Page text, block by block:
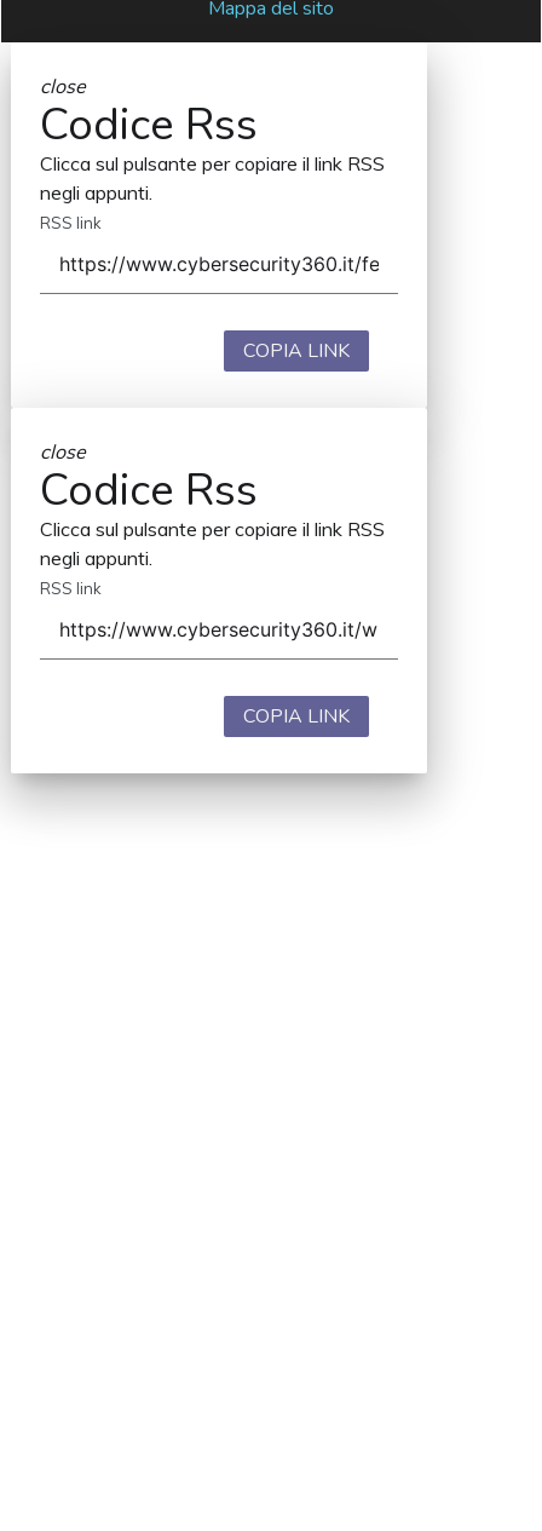
Mappa del sito
close
Codice Rss
Clicca sul pulsante per copiare il link RSS
negli appunti.
RSS link
COPIA LINK
close
Codice Rss
Clicca sul pulsante per copiare il link RSS
negli appunti.
RSS link
COPIA LINK